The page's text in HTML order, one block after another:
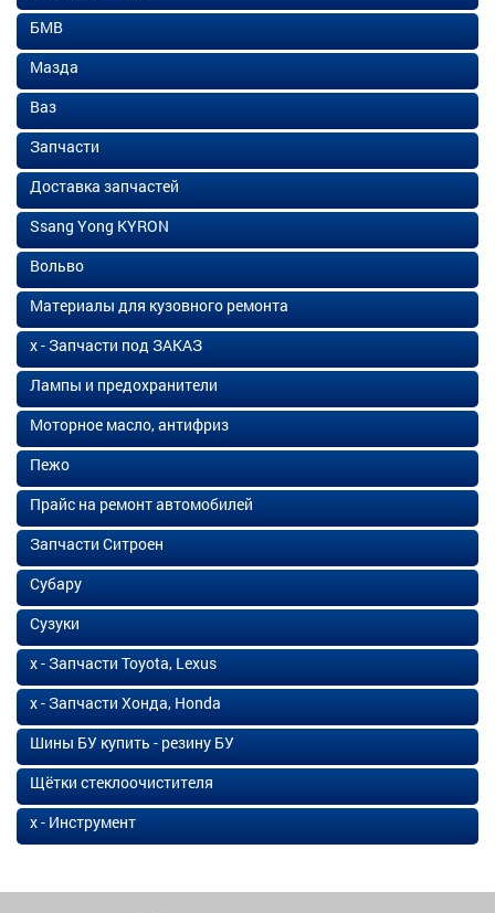
БМВ
Мазда
Ваз
Запчасти
Доставка запчастей
Ssang Yong KYRON
Вольво
Материалы для кузовного ремонта
х - Запчасти под ЗАКАЗ
Лампы и предохранители
Моторное масло, антифриз
Пежо
Прайс на ремонт автомобилей
Запчасти Ситроен
Субару
Сузуки
х - Запчасти Toyota, Lexus
х - Запчасти Хонда, Honda
Шины БУ купить - резину БУ
Щётки стеклоочистителя
х - Инструмент